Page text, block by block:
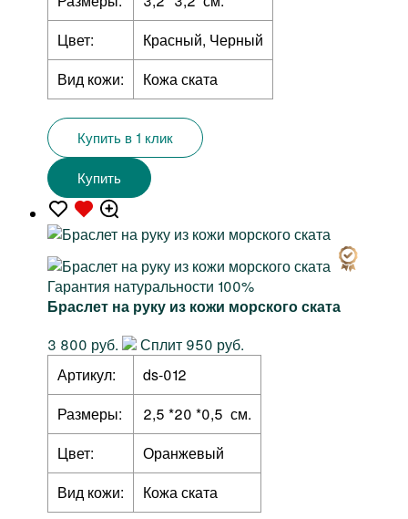
Цвет:
Красный, Черный
Вид кожи:
Кожа ската
Купить в 1 клик
Купить
Гарантия натуральности 100%
Браслет на руку из кожи морского ската
3 800 руб.
Сплит 950 руб.
Артикул:
ds-012
Размеры:
2,5 *20 *0,5 см.
Цвет:
Оранжевый
Вид кожи:
Кожа ската